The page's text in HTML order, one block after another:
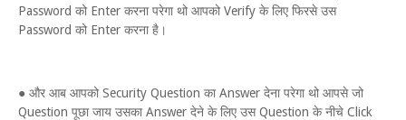
Password को Enter करना परेगा थो आपको Verify के लिए फिरसे उस
Password को Enter करना है।
● और आब आपको Security Question का Answer देना परेगा थो आपसे जो
Question पूछा जाय उसका Answer देने के लिए उस Question के नीचे Click